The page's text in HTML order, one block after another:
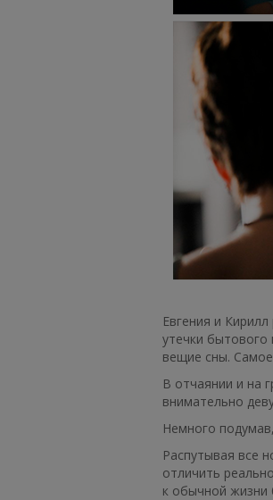
Евгения и
утечки бытового
вещие сны.
В отчаянии и на
внимательно
Немного
Распутывая все
отличить
к обычной жизни